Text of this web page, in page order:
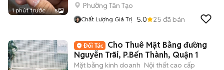
1 phút trước 5
Phường Tân Tạo
Chất Lượng Giá Trị 5.0 25 đã bán
Cho Thuê Mặt Bằng đường
Nguyễn Trãi, P.Bến Thành, Quận 1
Mặt bằng kinh doanh Nội thất cao cấp